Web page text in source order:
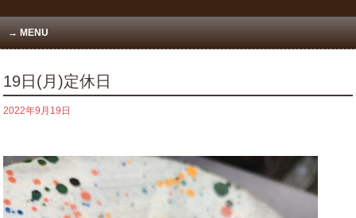
MENU
19日(月)定休日
2022年9月19日